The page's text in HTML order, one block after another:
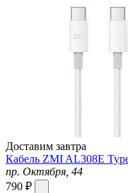
Доставим завтра
Кабель ZMI AL308E
пр. Октября, 44
790 ₽